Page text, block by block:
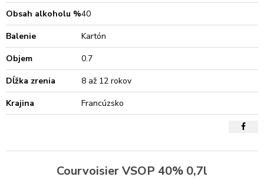
Obsah alkoholu %40
Balenie
Kartón
Objem
0.7
Dĺžka zrenia
8 až 12 rokov
Krajina
Francúzsko
Courvoisier VSOP 40% 0,7l